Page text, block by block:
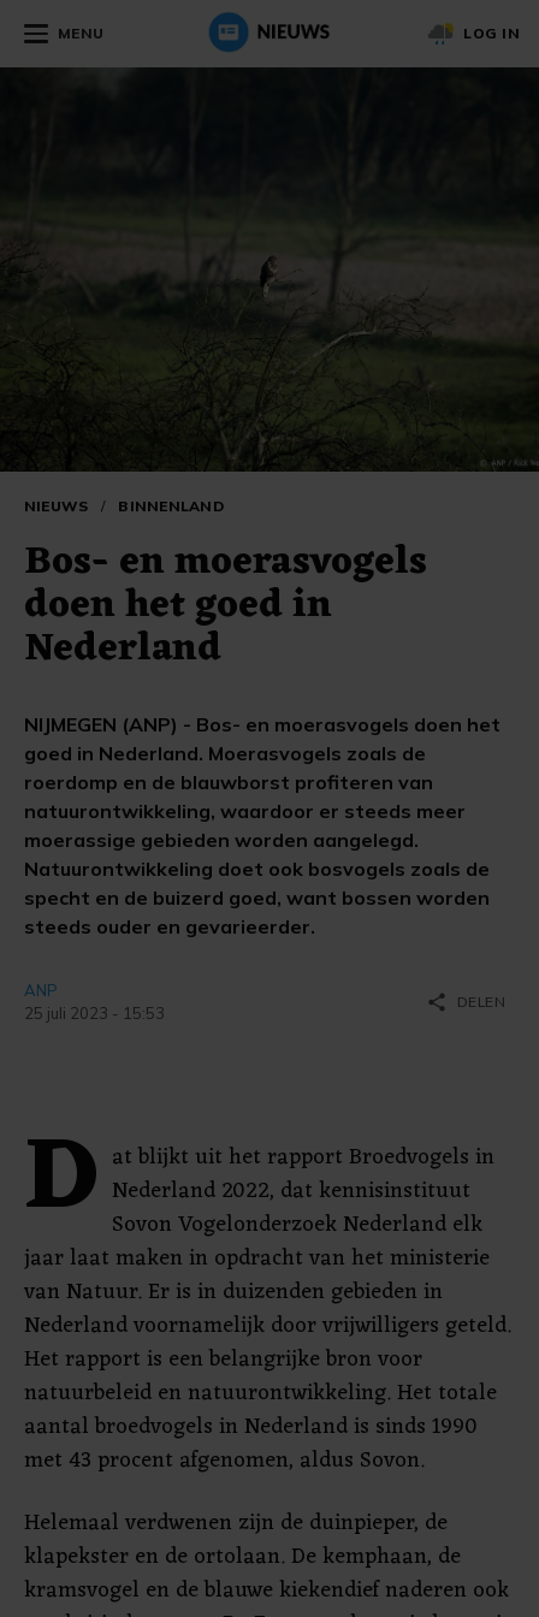
MENU LOG IN
NIEUWS / BINNENLAND
Bos- en moerasvogels
doen het goed in
Nederland
NIJMEGEN (ANP) - Bos- en moerasvogels doen het
goed in Nederland. Moerasvogels zoals de
roerdomp en de blauwborst profiteren van
natuurontwikkeling, waardoor er steeds meer
moerassige gebieden worden aangelegd.
Natuurontwikkeling doet ook bosvogels zoals de
specht en de buizerd goed, want bossen worden
steeds ouder en gevarieerder.
ANP
25 juli 2023 - 15:53
share DELEN
D at blijkt uit het rapport Broedvogels in
Nederland 2022, dat kennisinstituut
Sovon Vogelonderzoek Nederland elk
jaar laat maken in opdracht van het ministerie
van Natuur. Er is in duizenden gebieden in
Nederland voornamelijk door vrijwilligers geteld.
Het rapport is een belangrijke bron voor
natuurbeleid en natuurontwikkeling. Het totale
aantal broedvogels in Nederland is sinds 1990
met 43 procent afgenomen, aldus Sovon.
Helemaal verdwenen zijn de duinpieper, de
klapekster en de ortolaan. De kemphaan, de
kramsvogel en de blauwe kiekendief naderen ook